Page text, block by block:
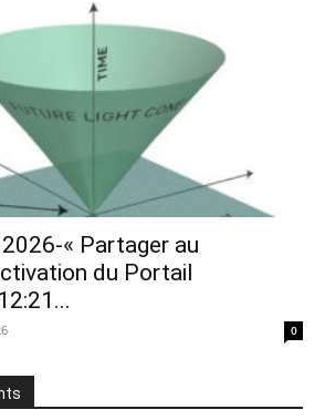
« Partager au
du Portail
0